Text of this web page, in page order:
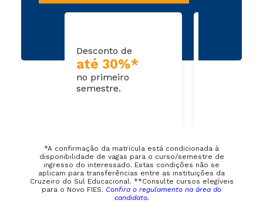
Desconto de
até 30%*
no primeiro
semestre.
*A confirmação da matrícula está condicionada à
disponibilidade de vagas para o curso/semestre de
ingresso do interessado. Estas condições não se
aplicam para transferências entre as instituições da
Cruzeiro do Sul Educacional. **Consulte cursos elegíveis
para o Novo FIES. Confira o regulamento na área do
candidato.